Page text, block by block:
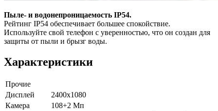
Пыле- и водонепроницаемость IP54.
Рейтинг IP54 обеспечивает большее спокойствие.
Используйте свой телефон с уверенностью, что он создан для
защиты от пыли и брызг воды.
Характеристики
Прочие
Дисплей
2400х1080
Камера
108+2 Мп